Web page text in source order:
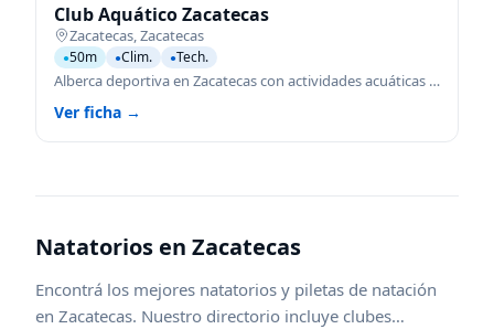
Club Aquático Zacatecas
Zacatecas Zacatecas
●50m ●Clim. ●Tech.
Alberca deportiva en Zacatecas con actividades acuáticas para todas las edades.
Ver ficha →
Natatorios en Zacatecas
Encontrá los mejores natatorios y piletas de natación
en Zacatecas. Nuestro directorio incluye clubes